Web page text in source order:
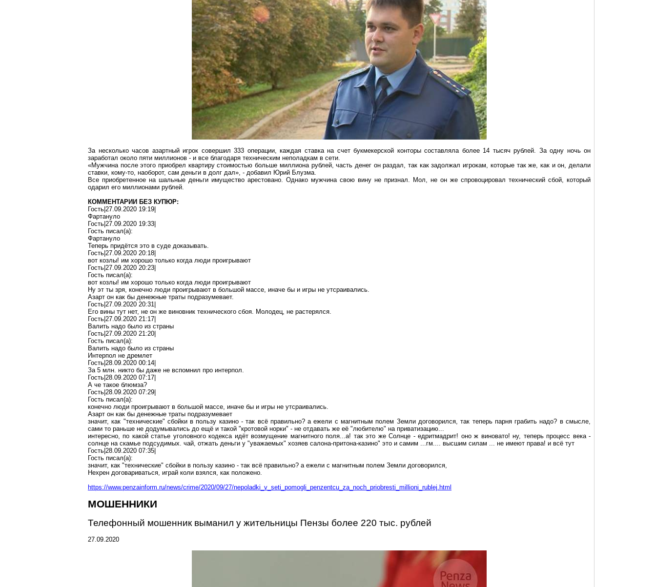
За несколько часов азартный игрок совершил 333 операции, каждая ставка на счет букмекерской конторы составляла более 14 тысяч рублей. За одну ночь он
заработал около пяти миллионов - и все благодаря техническим неполадкам в сети.
«Мужчина после этого приобрел квартиру стоимостью больше миллиона рублей, часть денег он раздал, так как задолжал игрокам, которые так же, как и он, делали
ставки, кому-то, наоборот, сам деньги в долг дал», - добавил Юрий Блузма.
Все приобретенное на шальные деньги имущество арестовано. Однако мужчина свою вину не признал. Мол, не он же спровоцировал технический сбой, который
одарил его миллионами рублей.
КОММЕНТАРИИ БЕЗ КУПЮР:
Гость|27.09.2020 19:19|
Фартануло
Гость|27.09.2020 19:33|
Гость писал(a):
Фартануло
Теперь придётся это в суде доказывать.
Гость|27.09.2020 20:18|
вот козлы! им хорошо только когда люди проигрывают
Гость|27.09.2020 20:23|
Гость писал(a):
вот козлы! им хорошо только когда люди проигрывают
Ну эт ты зря, конечно люди проигрывают в большой массе, иначе бы и игры не утсраивались.
Азарт он как бы денежные траты подразумевает.
Гость|27.09.2020 20:31|
Его вины тут нет, не он же виновник технического сбоя. Молодец, не растерялся.
Гость|27.09.2020 21:17|
Валить надо было из страны
Гость|27.09.2020 21:20|
Гость писал(a):
Валить надо было из страны
Интерпол не дремлет
Гость|28.09.2020 00:14|
За 5 млн. никто бы даже не вспомнил про интерпол.
Гость|28.09.2020 07:17|
А че такое блюмза?
Гость|28.09.2020 07:29|
Гость писал(a):
конечно люди проигрывают в большой массе, иначе бы и игры не утсраивались.
Азарт он как бы денежные траты подразумевает
значит, как "технические" сбойки в пользу казино - так всё правильно? а ежели с магнитным полем Земли договорился, так теперь парня грабить надо? в смысле,
сами то раньше не додумывались до ещё и такой "кротовой норки" - не отдавать же её "любителю" на приватизацию...
интересно, по какой статье уголовного кодекса идёт возмущение магнитного поля...а! так это же Солнце -едритмадрит! оно ж виновато! ну, теперь процесс века -
солнце на скамье подсудимых. чай, отжать деньги у "уважаемых" хозяев салона-притона-казино" это и самим ...гм.... высшим силам ... не имеют права! и всё тут
Гость|28.09.2020 07:35|
Гость писал(a):
значит, как "технические" сбойки в пользу казино - так всё правильно? а ежели с магнитным полем Земли договорился,
Нехрен договариваться, играй коли взялся, как положено.
https://www.penzainform.ru/news/crime/2020/09/27/nepoladki_v_seti_pomogli_penzentcu_za_noch_priobresti_millioni_rublej.html
МОШЕННИКИ
Телефонный мошенник выманил у жительницы Пензы более 220 тыс. рублей
27.09.2020